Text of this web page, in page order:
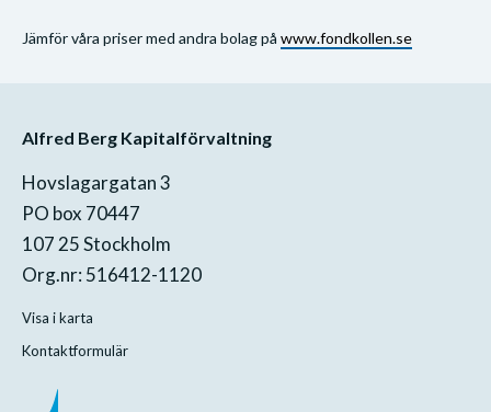
Jämför våra priser med andra bolag på www.fondkollen.se
Alfred Berg Kapitalförvaltning
Hovslagargatan 3
PO box 70447
107 25 Stockholm
Org.nr: 516412-1120
Visa i karta
Kontaktformulär